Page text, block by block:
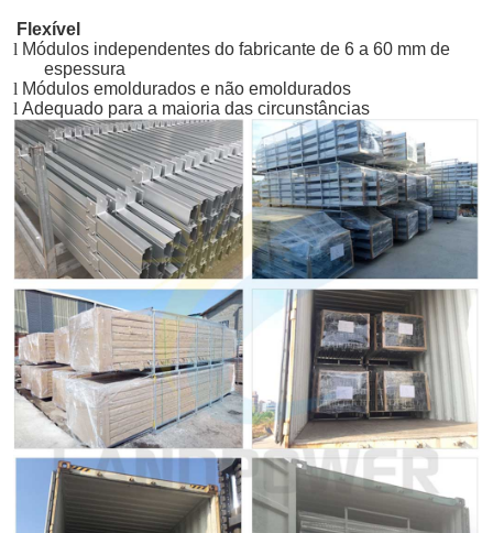
Flexível
l Módulos independentes do fabricante de 6 a 60 mm de
espessura
l Módulos emoldurados e não emoldurados
l Adequado para a maioria das circunstâncias